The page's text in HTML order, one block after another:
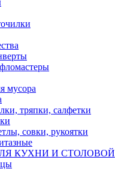
мусора
тряпки, салфетки
совки, рукоятки
КУХНИ И СТОЛОВОЙ